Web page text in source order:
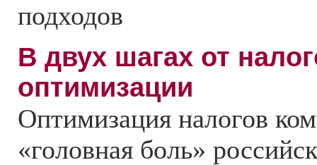
подходов
В двух шагах от
оптимизации
Оптимизация налогов
«головная боль»